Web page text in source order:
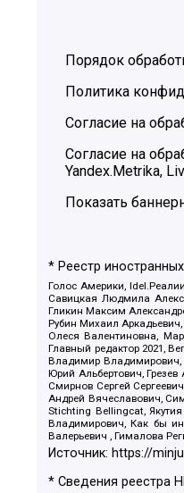
Порядок
Политика
Согласие на
Согласие на
Yandex.Metrika,
Показать
* Реестр
Голос Америки,
Савицкая Людмила
Гликин Максим
Рубин Михаил
Олеся Валентиновна,
Главный редактор 2021,
Владимир Владимирович,
Юрий Альбертович,
Смирнов Сергей
Андрей Вячеславович,
Stichting Bellingcat,
Владимирович, Как бы
Валерьевич , Гималова
Источник: https://
* Сведения реестра